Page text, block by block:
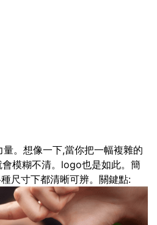
。想像一下,當你把一幅複雜的
模糊不清。logo也是如此。簡
尺寸下都清晰可辨。關鍵點: